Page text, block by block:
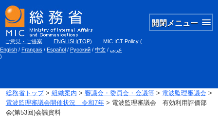
開閉メニュー
ご意見・ご提案 ENGLISH(TOP) MIC ICT Policy (
English / Français / Español / Русский / 中文 / عربي
)
総務省トップ> 組織案内 > 審議会・委員会・会議等> 電波監理審議会 >
電波監理審議会開催状況 令和7年> 電波監理審議会 有効利用評価部
会(第53回)会議資料